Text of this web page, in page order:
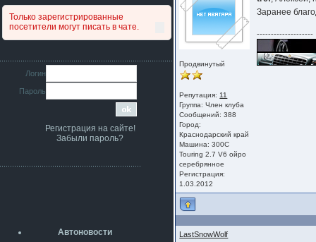
сравнивал подушку акпп бензиновой и
дизельной машины намера
4578063AG и 4578061AG? По фото
iMrCoffeeBLR4
11 июля 2026
[b]era124[/b],
Ага понял буду знать спасибо
era124
7 июля 2026
разболтовка 5х114.3 спокойно
А здесь уже кладбищенская тишина...
Только зарегистрированные
посетители могут писать в чате.
Логин
Пароль
Регистрация на сайте!
Забыли пароль?
Автоновости
Продвинутый
Репутация: 11
Группа:Член клуба
Сообщений: 388
Город:
Краснодарский край
Машина: 300C
Touring 2.7 V6 ойро
серебрянное
Регистрация:
1.03.2012
Заранее
--------------------
LastSnowWolf